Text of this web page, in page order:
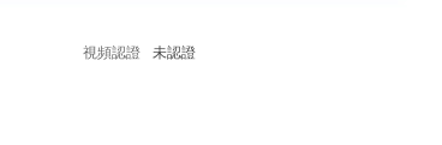
視頻認證 未認證